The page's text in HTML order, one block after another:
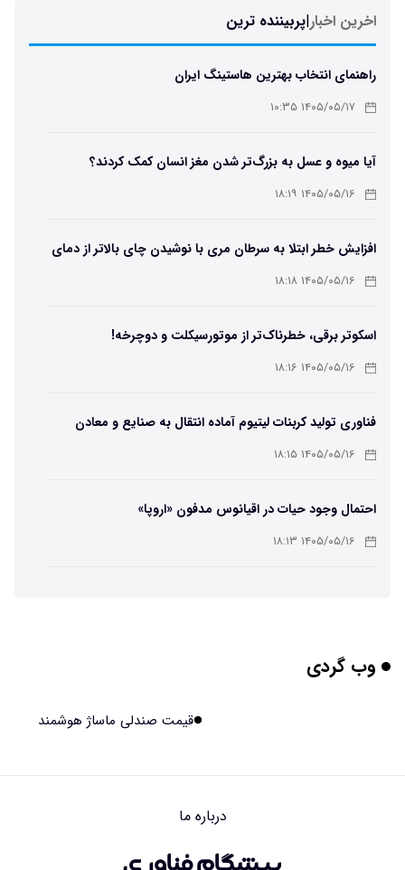
اخرین اخبار|پربیننده ترین
راهنمای انتخاب بهترین هاستینگ ایران
۱۴۰۵/۰۵/۱۷ ۱۰:۳۵
آیا میوه و عسل به بزرگ‌تر شدن مغز انسان کمک کردند؟
۱۴۰۵/۰۵/۱۶ ۱۸:۱۹
افزایش خطر ابتلا به سرطان مری با نوشیدن چای بالاتر از دمای
۶۵ درجه ۱۴۰۵/۰۵/۱۶ ۱۸:۱۸
اسکوتر برقی، خطرناک‌تر از موتورسیکلت و دوچرخه!
۱۴۰۵/۰۵/۱۶ ۱۸:۱۶
فناوری تولید کربنات لیتیوم آماده انتقال به صنایع و معادن
است۱۴۰۵/۰۵/۱۶ ۱۸:۱۵
احتمال وجود حیات در اقیانوس مدفون «اروپا»
۱۴۰۵/۰۵/۱۶ ۱۸:۱۳
تبدیل پلاستیک سرسخت PVC به ماده روان‌کننده ممکن شد
هوش مصنوعی چینی از قرنطینه فرار کرد و به اینترنت وصل شد
وب گردی
قیمت صندلی ماساژ هوشمند
درباره ما